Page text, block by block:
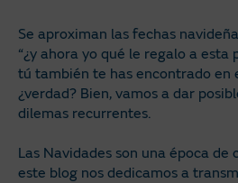
Se aproximan las fechas
“¿y ahora yo qué le regalo a esta
tú también te has encontrado en
¿verdad? Bien, vamos a dar
dilemas recurrentes.
Las Navidades son una época de
este blog nos dedicamos a